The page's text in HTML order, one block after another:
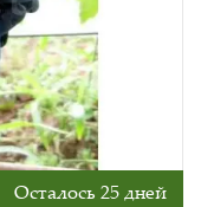
Осталось 25 дней